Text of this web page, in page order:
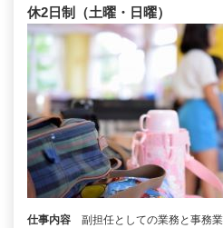
休2日制（土曜・日曜）
仕事内容
副担任としての業務と事務